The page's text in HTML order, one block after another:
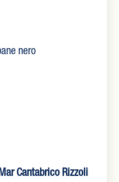
nero
Cantabrico Rizzoli